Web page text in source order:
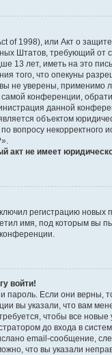
of 1998), или Акт о
Штатов, требующий от
13 лет, иметь на это
того, что опекуны
не уверены, применимо
конференции,
данной
объектом
вопросу некорректного
акт не имеет
регистрацию новых
имя, под которым вы
войти!
пароль. Если они верны,
вы указали, что вам
чтобы все
до входа в
email-сообщение,
что вы указали